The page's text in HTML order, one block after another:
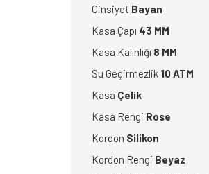
Cinsiyet Bayan
Kasa Çapı 43 MM
Kasa Kalınlığı 8 MM
Su Geçirmezlik 10 ATM
Kasa Çelik
Kasa Rengi Rose
Kordon Silikon
Kordon Rengi Beyaz